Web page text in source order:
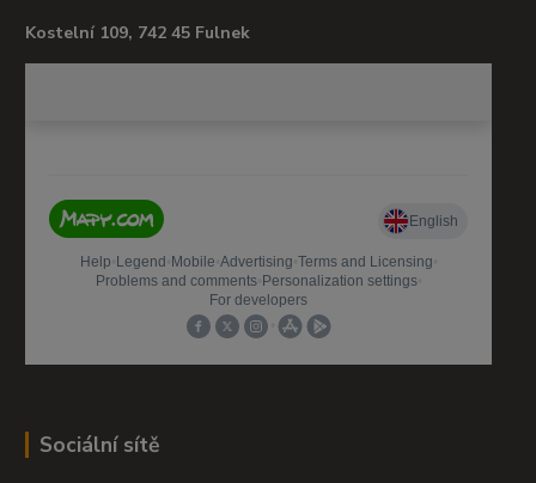
Kostelní 109, 742 45 Fulnek
Sociální sítě